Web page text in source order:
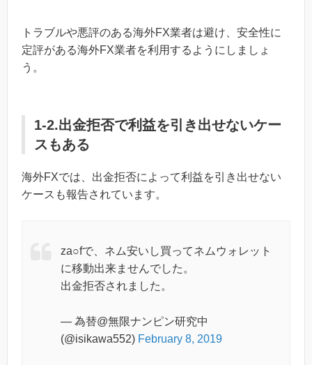
トラブルや悪評のある海外FX業者は避け、安全性に
定評がある海外FX業者を利用するようにしましょ
う。
1-2.出金拒否で利益を引き出せないケー
スもある
海外FXでは、出金拒否によって利益を引き出せない
ケースも報告されています。
za○fで、ネム安いし買ってネムウォレット
に移動出来ませんでした。
出金拒否されました。
— 為替@無限ナンピン研究中
(@isikawa552) February 8, 2019